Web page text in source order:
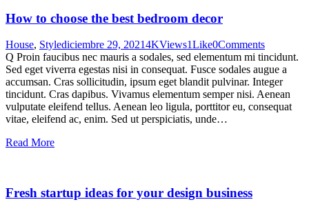
How to choose the best bedroom decor
House, Stylediciembre 29, 20214KViews1Like0Comments
Q Proin faucibus nec mauris a sodales, sed elementum mi tincidunt.
Sed eget viverra egestas nisi in consequat. Fusce sodales augue a
accumsan. Cras sollicitudin, ipsum eget blandit pulvinar. Integer
tincidunt. Cras dapibus. Vivamus elementum semper nisi. Aenean
vulputate eleifend tellus. Aenean leo ligula, porttitor eu, consequat
vitae, eleifend ac, enim. Sed ut perspiciatis, unde…
Read More
Fresh startup ideas for your design business